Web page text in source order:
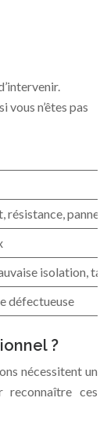
vous n’êtes pas
résistance, panne
isolation,
défectueuse
?
nécessitent un
reconnaître ces